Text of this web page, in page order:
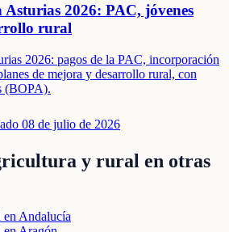
Asturias 2026: PAC, jóvenes
rural
2026: pagos de la PAC, incorporación
de mejora y desarrollo rural, con
(BOPA).
08 de julio de 2026
y rural en otras
Andalucía